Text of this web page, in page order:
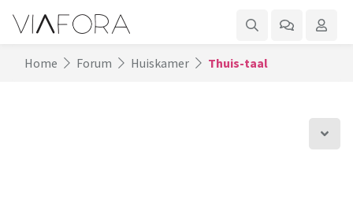
Home Forum Huiskamer Thuis-taal